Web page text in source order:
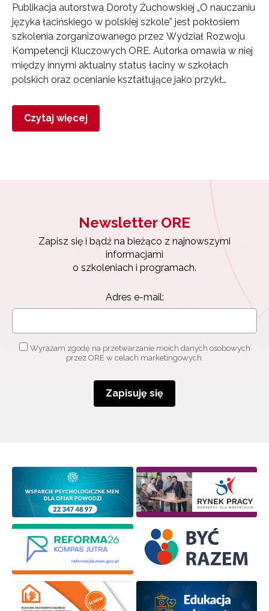
Publikacja autorstwa Doroty Żuchowskiej „O nauczaniu
języka łacińskiego w polskiej szkole” jest pokłosiem
szkolenia zorganizowanego przez Wydział Rozwoju
Kompetencji Kluczowych ORE. Autorka omawia w niej
między innymi aktualny status łaciny w szkołach
polskich oraz ocenianie kształtujące jako przykł…
Czytaj więcej
Newsletter ORE
Zapisz się i bądź na bieżąco z najnowszymi
informacjami
o szkoleniach i programach.
Adres e-mail:
Wyrażam zgodę na przetwarzanie moich danych osobowych
przez ORE w celach marketingowych.
Zapisuję się